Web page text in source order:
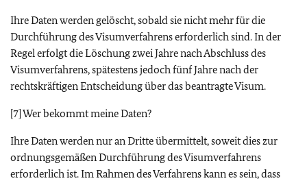
Ihre Daten werden gelöscht, sobald sie nicht mehr für die
Durchführung des Visumverfahrens erforderlich sind. In der
Regel erfolgt die Löschung zwei Jahre nach Abschluss des
Visumverfahrens, spätestens jedoch fünf Jahre nach der
rechtskräftigen Entscheidung über das beantragte Visum.
[7] Wer bekommt meine Daten?
Ihre Daten werden nur an Dritte übermittelt, soweit dies zur
ordnungsgemäßen Durchführung des Visumverfahrens
erforderlich ist. Im Rahmen des Verfahrens kann es sein, dass